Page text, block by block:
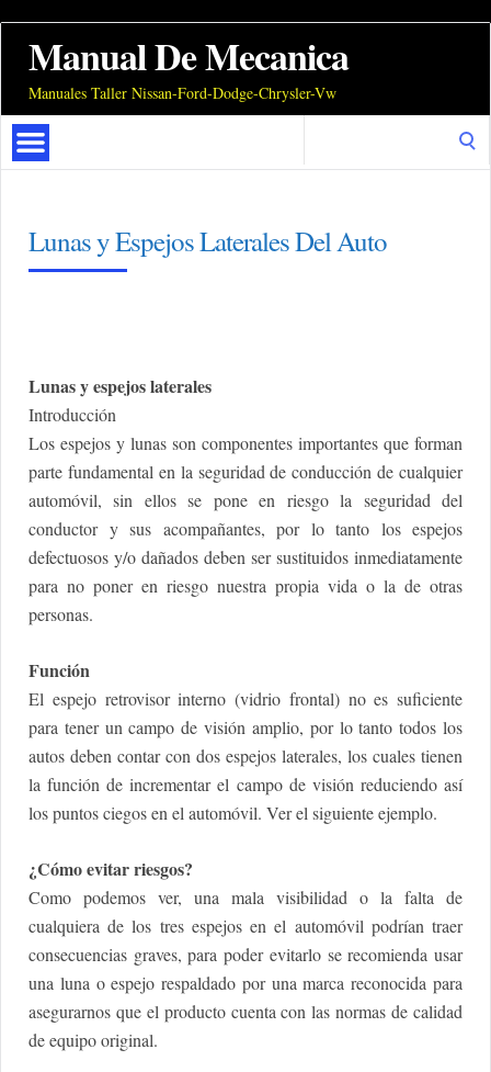
Manual De Mecanica
Manuales Taller Nissan-Ford-Dodge-Chrysler-Vw
Lunas y Espejos Laterales Del Auto
Lunas y espejos laterales
Introducción
Los espejos y lunas son componentes importantes que forman
parte fundamental en la seguridad de conducción de cualquier
automóvil, sin ellos se pone en riesgo la seguridad del
conductor y sus acompañantes, por lo tanto los espejos
defectuosos y/o dañados deben ser sustituidos inmediatamente
para no poner en riesgo nuestra propia vida o la de otras
personas.
Función
El espejo retrovisor interno (vidrio frontal) no es suficiente
para tener un campo de visión amplio, por lo tanto todos los
autos deben contar con dos espejos laterales, los cuales tienen
la función de incrementar el campo de visión reduciendo así
los puntos ciegos en el automóvil. Ver el siguiente ejemplo.
¿Cómo evitar riesgos?
Como podemos ver, una mala visibilidad o la falta de
cualquiera de los tres espejos en el automóvil podrían traer
consecuencias graves, para poder evitarlo se recomienda usar
una luna o espejo respaldado por una marca reconocida para
asegurarnos que el producto cuenta con las normas de calidad
de equipo original.